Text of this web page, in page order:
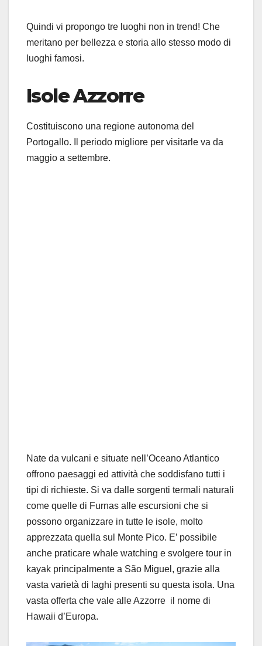
Quindi vi propongo tre luoghi non in trend! Che
meritano per bellezza e storia allo stesso modo di
luoghi famosi.
Isole Azzorre
Costituiscono una regione autonoma del
Portogallo. Il periodo migliore per visitarle va da
maggio a settembre.
Nate da vulcani e situate nell’Oceano Atlantico
offrono paesaggi ed attività che soddisfano tutti i
tipi di richieste. Si va dalle sorgenti termali naturali
come quelle di Furnas alle escursioni che si
possono organizzare in tutte le isole, molto
apprezzata quella sul Monte Pico. E’ possibile
anche praticare whale watching e svolgere tour in
kayak principalmente a São Miguel, grazie alla
vasta varietà di laghi presenti su questa isola. Una
vasta offerta che vale alle Azzorre il nome di
Hawaii d’Europa.